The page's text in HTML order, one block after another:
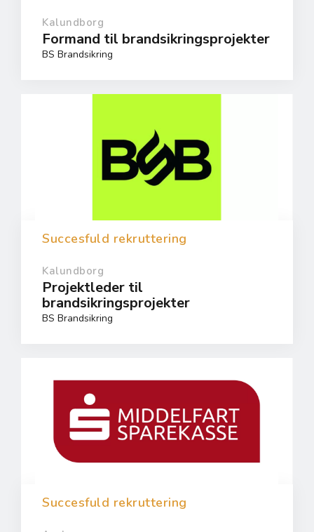
Formand til brandsikringsprojekter
BS Brandsikring
Kalundborg
Succesfuld rekruttering
Projektleder til
brandsikringsprojekter
BS Brandsikring
Kalundborg
Succesfuld rekruttering